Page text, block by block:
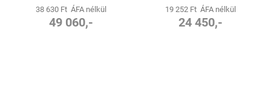
38 630 Ft ÁFA nélkül
49 060,-
19 252 Ft ÁFA nélkül
24 450,-